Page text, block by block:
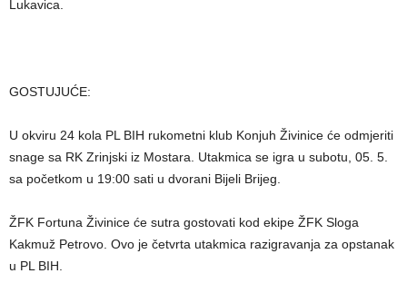
Lukavica.
GOSTUJUĆE:
U okviru 24 kola PL BIH rukometni klub Konjuh Živinice će odmjeriti
snage sa RK Zrinjski iz Mostara. Utakmica se igra u subotu, 05. 5.
sa početkom u 19:00 sati u dvorani Bijeli Brijeg.
ŽFK Fortuna Živinice će sutra gostovati kod ekipe ŽFK Sloga
Kakmuž Petrovo. Ovo je četvrta utakmica razigravanja za opstanak
u PL BIH.